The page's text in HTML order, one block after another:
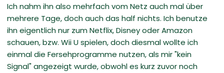
Ich nahm ihn also mehrfach vom Netz auch mal über
mehrere Tage, doch auch das half nichts. Ich benutze
ihn eigentlich nur zum Netflix, Disney oder Amazon
schauen, bzw. Wii U spielen, doch diesmal wollte ich
einmal die Fersehprogramme nutzen, als mir "kein
Signal" angezeigt wurde, obwohl es kurz zuvor noch